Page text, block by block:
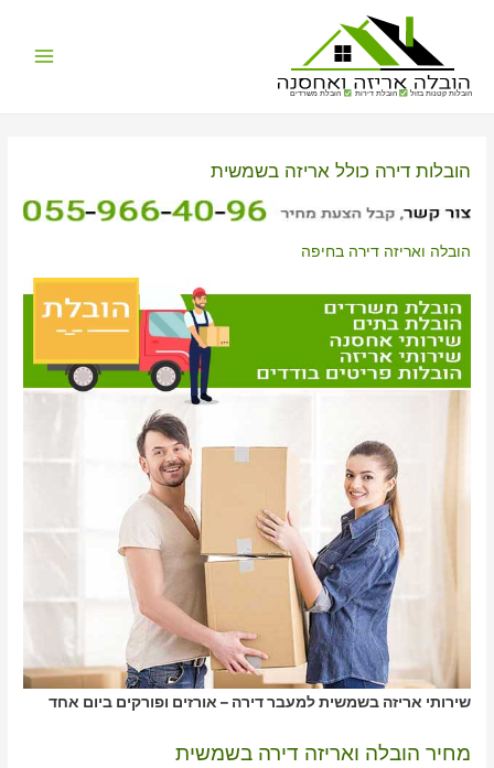
הובלות קטנות בזול הובלת דירות הובלת משרדים
הובלות דירה כולל אריזה בשמשית
הובלה ואריזה דירה בחיפה
שירותי אריזה בשמשית למעבר דירה – אורזים ופורקים ביום אחד
מחיר הובלה ואריזה דירה בשמשית